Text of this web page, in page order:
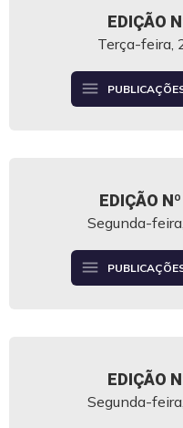
EDIÇÃO
Terça-feira,
menu
EDIÇÃO
Segunda-
menu
EDIÇÃO
Segunda-